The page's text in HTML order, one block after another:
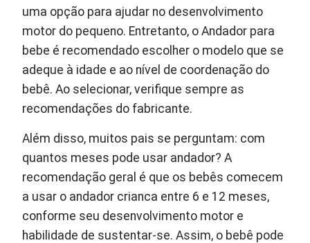
uma opção para ajudar no desenvolvimento
motor do pequeno. Entretanto, o Andador para
bebe é recomendado escolher o modelo que se
adeque à idade e ao nível de coordenação do
bebê. Ao selecionar, verifique sempre as
recomendações do fabricante.
Além disso, muitos pais se perguntam: com
quantos meses pode usar andador? A
recomendação geral é que os bebês comecem
a usar o andador crianca entre 6 e 12 meses,
conforme seu desenvolvimento motor e
habilidade de sustentar-se. Assim, o bebê pode